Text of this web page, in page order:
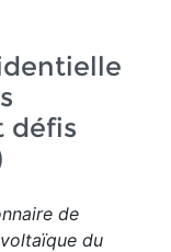
défis
de
du